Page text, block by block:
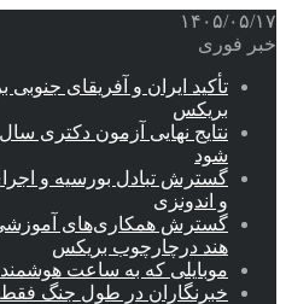
۱۴۰۵/۰۵/۱۷
خبر فوری
تأکید ایران و آفریقای
بریکس
شود
گسترش تبادل بورسیه و
و اندونزی
گسترش همکاری‌های
هند درچارچوب بریکس
موبایلی که به ساعت
خبرنگاران در طول جنگ فقط